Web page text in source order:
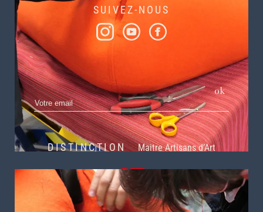
SUIVEZ-NOUS
S’INSCRIRE À NOTRE NEWLETTER
ok
DISTINCTION Maitre Artisans d’Art